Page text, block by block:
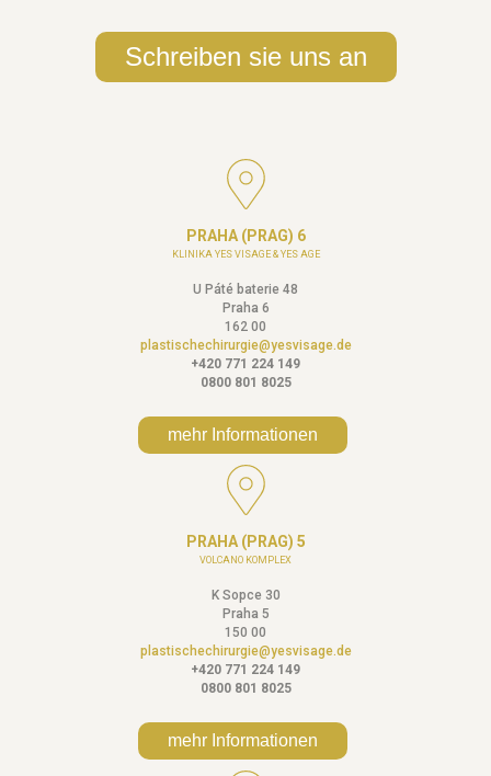
Schreiben sie uns an
PRAHA (PRAG) 6
KLINIKA YES VISAGE & YES AGE
U Páté baterie 48
Praha 6
162 00
plastischechirurgie@yesvisage.de
+420 771 224 149
0800 801 8025
mehr Informationen
PRAHA (PRAG) 5
VOLCANO KOMPLEX
K Sopce 30
Praha 5
150 00
plastischechirurgie@yesvisage.de
+420 771 224 149
0800 801 8025
mehr Informationen